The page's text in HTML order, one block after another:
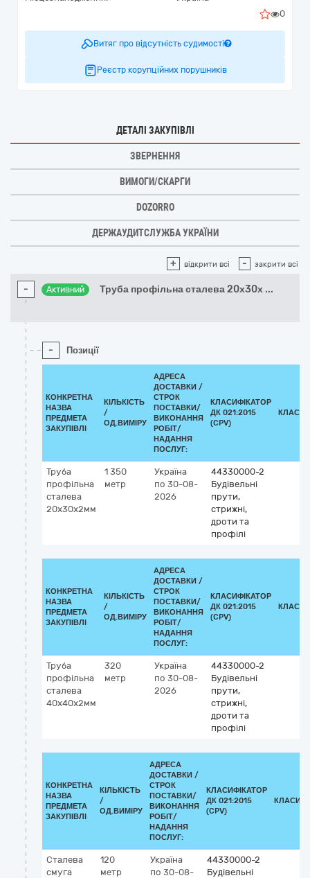
0
Витяг про відсутність судимості
Реєстр корупційних порушників
ДЕТАЛІ ЗАКУПІВЛІ
ЗВЕРНЕННЯ
ВИМОГИ/СКАРГИ
DOZORRO
ДЕРЖАУДИТСЛУЖБА УКРАЇНИ
+ відкрити всі - закрити всі
- Активний Труба профільна сталева 20х30х ...
- Позиції
КОНКРЕТНА
НАЗВА
ПРЕДМЕТА
ЗАКУПІВЛІ
КІЛЬКІСТЬ
/
ОД.ВИМІРУ
АДРЕСА
ДОСТАВКИ /
СТРОК
ПОСТАВКИ/
ВИКОНАННЯ
РОБІТ/
НАДАННЯ
ПОСЛУГ:
КЛАСИФІКАТОР
ДК 021:2015
(CPV)
Труба
профільна
сталева
20х30х2мм
1 350
метр
Україна
по 30-08-
2026
44330000-2
Будівельні
прути,
стрижні,
дроти та
профілі
КОНКРЕТНА
НАЗВА
ПРЕДМЕТА
ЗАКУПІВЛІ
КІЛЬКІСТЬ
/
ОД.ВИМІРУ
АДРЕСА
ДОСТАВКИ /
СТРОК
ПОСТАВКИ/
ВИКОНАННЯ
РОБІТ/
НАДАННЯ
ПОСЛУГ:
КЛАСИФІКАТОР
ДК 021:2015
(CPV)
Труба
профільна
сталева
40х40х2мм
320
метр
Україна
по 30-08-
2026
44330000-2
Будівельні
прути,
стрижні,
дроти та
профілі
КОНКРЕТНА
НАЗВА
ПРЕДМЕТА
ЗАКУПІВЛІ
КІЛЬКІСТЬ
/
ОД.ВИМІРУ
АДРЕСА
ДОСТАВКИ /
СТРОК
ПОСТАВКИ/
ВИКОНАННЯ
РОБІТ/
НАДАННЯ
ПОСЛУГ:
КЛАСИФІКАТОР
ДК 021:2015
(CPV)
Сталева
смуга
120
метр
Україна
по 30-08-
44330000-2
Будівельні